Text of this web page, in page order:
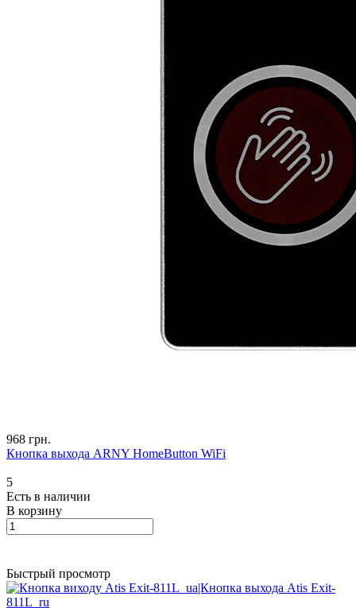
968 грн.
Кнопка выхода ARNY HomeButton WiFi
5
Есть в наличии
В корзину
Быстрый просмотр